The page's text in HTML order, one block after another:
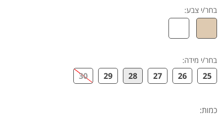
בחר/י צבע:
בחר/י מידה:
25
26
27
28
29
30
כמות: